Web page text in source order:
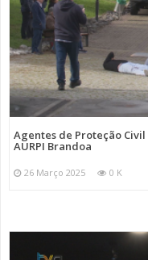
Agentes de Proteção
AURPI Brandoa
26 Março 2025 0 K